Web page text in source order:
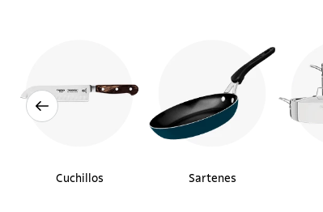
Cuchillos Sartenes